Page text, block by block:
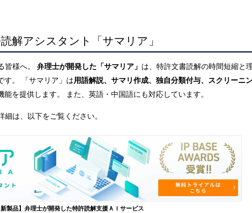
解アシスタント「サマリア」
皆様へ。 弁理士が開発した「サマリア」 は、特許文書読解の時間短縮と
す。 「サマリア」は用語解説、サマリ作成、独自分類付与、スクリーニ
を提供します。 また、英語・中国語にも対応しています。
細は、以下をご覧ください。
新製品】弁理士が開発した特許読解支援ＡＩサービス